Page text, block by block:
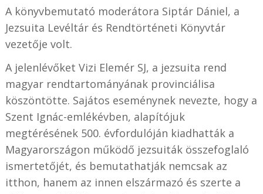
A könyvbemutató moderátora Siptár Dániel, a
Jezsuita Levéltár és Rendtörténeti Könyvtár
vezetője volt.
A jelenlévőket Vizi Elemér SJ, a jezsuita rend
magyar rendtartományának provinciálisa
köszöntötte. Sajátos eseménynek nevezte, hogy a
Szent Ignác-emlékévben, alapítójuk
megtérésének 500. évfordulóján kiadhatták a
Magyarországon működő jezsuiták összefoglaló
ismertetőjét, és bemutathatják nemcsak az
itthon, hanem az innen elszármazó és szerte a